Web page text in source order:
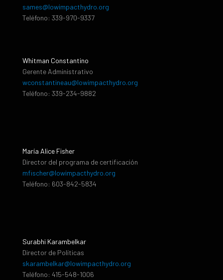
sames@lowimpacthydro.org
Teléfono: 339-970-9337
Whitman Constantino
Gerente Administrativo
wconstantineau@lowimpacthydro.org
Teléfono: 339-234-9882
María Alice Fisher
Director del programa de certificación
mfischer@lowimpacthydro.org
Teléfono: 603-842-5834
Surabhi Karambelkar
Director de Políticas
skarambelkar@lowimpacthydro.org
Teléfono: 415-548-1006